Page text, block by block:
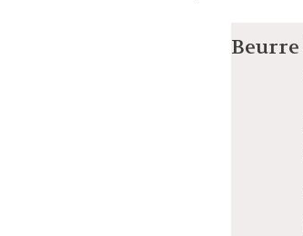
Beurre